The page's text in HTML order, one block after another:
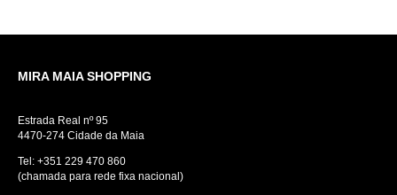
MIRA MAIA SHOPPING
Estrada Real nº 95
4470-274 Cidade da Maia
Tel: +351 229 470 860
(chamada para rede fixa nacional)